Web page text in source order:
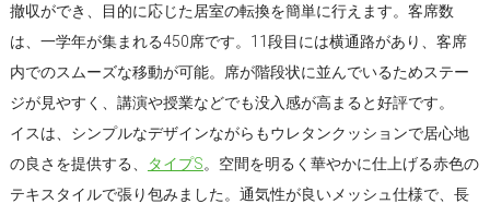
撤収ができ、目的に応じた居室の転換を簡単に行えます。客席数
は、一学年が集まれる450席です。11段目には横通路があり、客席
内でのスムーズな移動が可能。席が階段状に並んでいるためステー
ジが見やすく、講演や授業などでも没入感が高まると好評です。
イスは、シンプルなデザインながらもウレタンクッションで居心地
の良さを提供する、
タイプS。空間を明るく華やかに仕上げる赤色の
テキスタイルで張り包みました。通気性が良いメッシュ仕様で、長